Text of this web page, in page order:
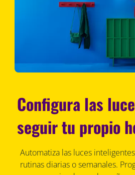
Configura las
seguir tu propio
Automatiza las luces
rutinas diarias o semanales.